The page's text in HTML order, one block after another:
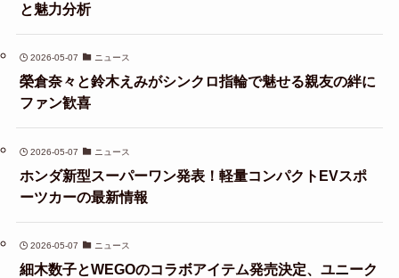
と魅力分析
2026-05-07 ニュース
榮倉奈々と鈴木えみがシンクロ指輪で魅せる親友の絆に
ファン歓喜
2026-05-07 ニュース
ホンダ新型スーパーワン発表！軽量コンパクトEVスポ
ーツカーの最新情報
2026-05-07 ニュース
細木数子とWEGOのコラボアイテム発売決定、ユニーク